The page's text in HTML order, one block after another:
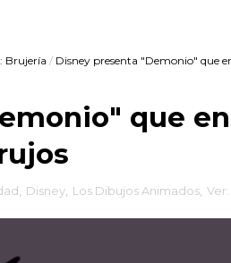
Brujería / Disney presenta "Demonio" que
que
Disney, Los Dibujos Animados,